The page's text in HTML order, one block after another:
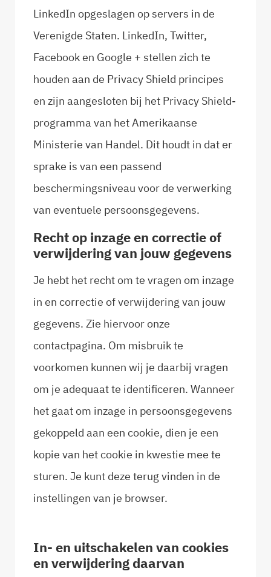
LinkedIn opgeslagen op servers in de
Verenigde Staten. LinkedIn, Twitter,
Facebook en Google + stellen zich te
houden aan de Privacy Shield principes
en zijn aangesloten bij het Privacy Shield-
programma van het Amerikaanse
Ministerie van Handel. Dit houdt in dat er
sprake is van een passend
beschermingsniveau voor de verwerking
van eventuele persoonsgegevens.
Recht op inzage en correctie of
verwijdering van jouw gegevens
Je hebt het recht om te vragen om inzage
in en correctie of verwijdering van jouw
gegevens. Zie hiervoor onze
contactpagina. Om misbruik te
voorkomen kunnen wij je daarbij vragen
om je adequaat te identificeren. Wanneer
het gaat om inzage in persoonsgegevens
gekoppeld aan een cookie, dien je een
kopie van het cookie in kwestie mee te
sturen. Je kunt deze terug vinden in de
instellingen van je browser.
In- en uitschakelen van cookies
en verwijdering daarvan